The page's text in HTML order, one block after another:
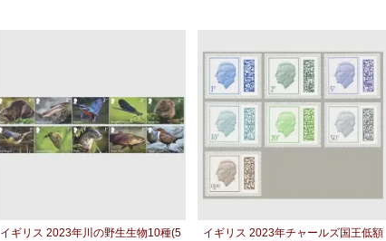
イギリス 2023年川の野生生物10種(5
イギリス 2023年チャールズ国王低額